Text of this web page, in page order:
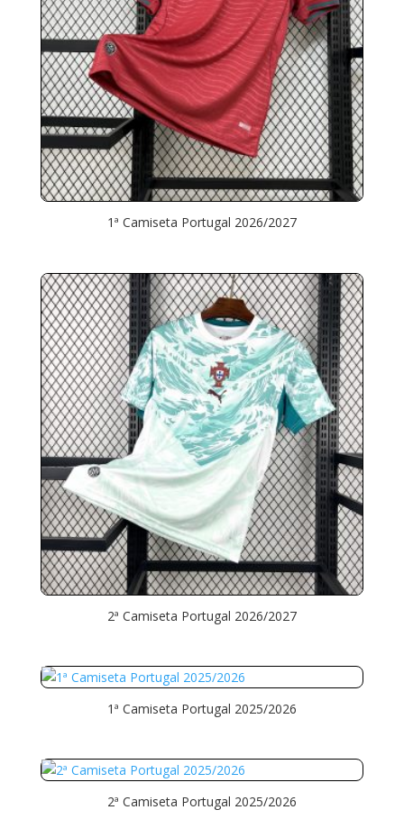
1ª Camiseta Portugal 2026/2027
2ª Camiseta Portugal 2026/2027
1ª Camiseta Portugal 2025/2026
2ª Camiseta Portugal 2025/2026